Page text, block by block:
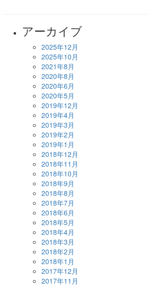
アーカイブ
2025年12月
2025年10月
2021年8月
2020年8月
2020年6月
2020年5月
2019年12月
2019年4月
2019年3月
2019年2月
2019年1月
2018年12月
2018年11月
2018年10月
2018年9月
2018年8月
2018年7月
2018年6月
2018年5月
2018年4月
2018年3月
2018年2月
2018年1月
2017年12月
2017年11月